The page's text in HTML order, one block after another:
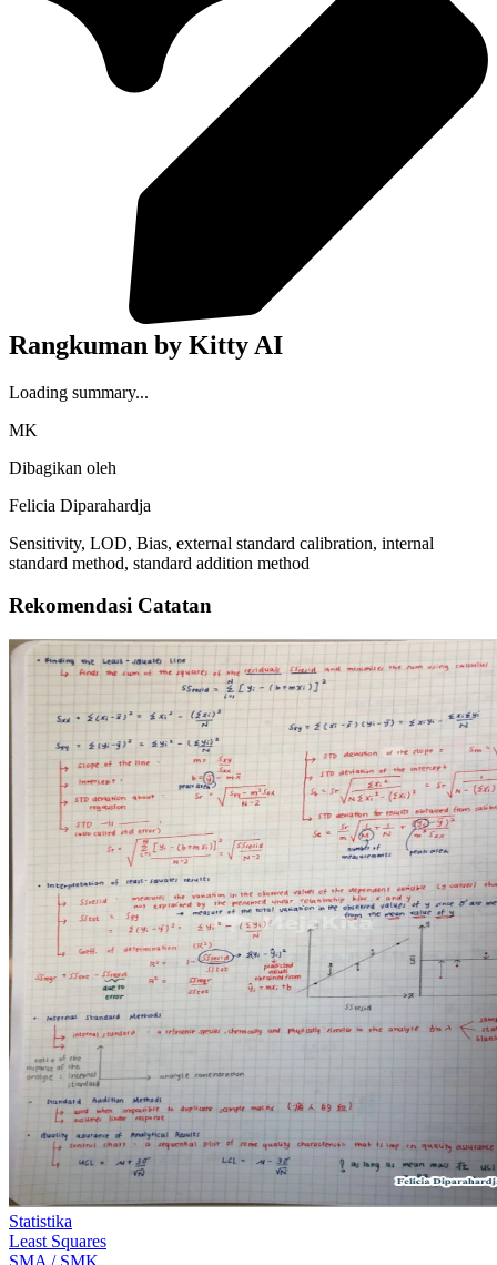
Rangkuman by Kitty AI
Loading summary...
MK
Dibagikan oleh
Felicia Diparahardja
Sensitivity, LOD, Bias, external standard calibration, internal
standard method, standard addition method
Rekomendasi Catatan
Statistika
Least Squares
SMA / SMK